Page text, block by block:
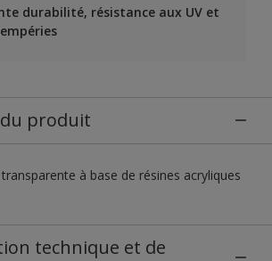
durabilité, résistance aux UV et
produit
à base de résines acryliques
technique et de